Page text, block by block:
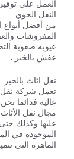
العمل على
النقل الجوي
من أفضل أنواع
المفروشات
عيوبه صعوبة
عفش بالخبر .
نقل اثاث بالخبر
تعمل شركة نقل
عالية فدائما
مجال نقل
عليها وكذلك
الموجودة في
الماهرة التي